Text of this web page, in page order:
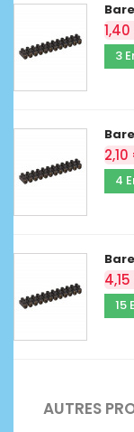
3
4
15
AUTRES